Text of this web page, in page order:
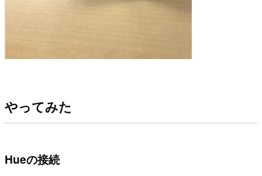
やってみた
Hueの接続